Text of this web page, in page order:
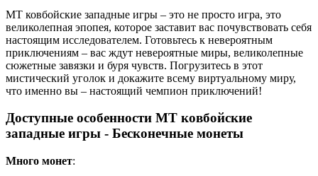
MT ковбойские западные игры – это не просто игра, это
великолепная эпопея, которое заставит вас почувствовать себя
настоящим исследователем. Готовьтесь к невероятным
приключениям – вас ждут невероятные миры, великолепные
сюжетные завязки и буря чувств. Погрузитесь в этот
мистический уголок и докажите всему виртуальному миру,
что именно вы – настоящий чемпион приключений!
Доступные особенности MT ковбойские
западные игры - Бесконечные монеты
Много монет: